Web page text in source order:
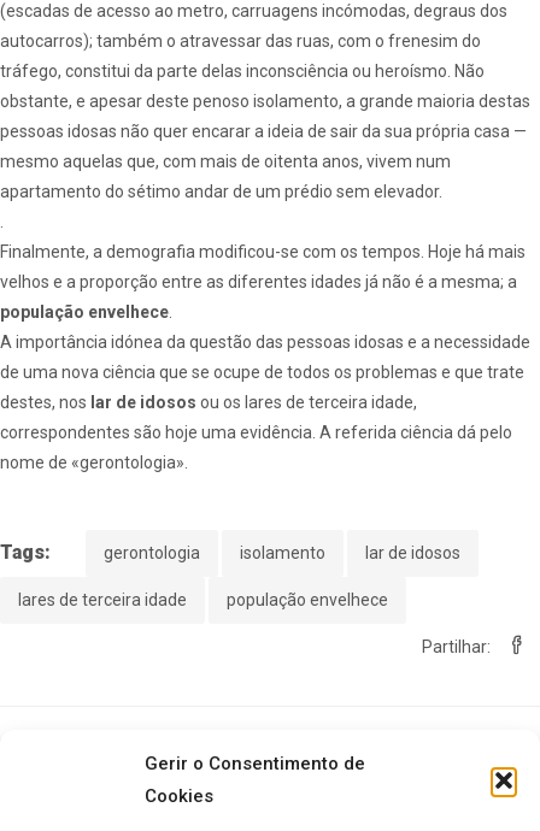
Gerir o Consentimento de
Cookies
(escadas de acesso ao metro, carruagens incómodas, degraus dos
autocarros); também o atravessar das ruas, com o frenesim do
tráfego, constitui da parte delas inconsciência ou heroísmo. Não
obstante, e apesar deste penoso isolamento, a grande maioria destas
pessoas idosas não quer encarar a ideia de sair da sua própria casa —
mesmo aquelas que, com mais de oitenta anos, vivem num
apartamento do sétimo andar de um prédio sem elevador.
Finalmente, a demografia modificou-se com os tempos. Hoje há mais
velhos e a proporção entre as diferentes idades já não é a mesma; a
população envelhece
A importância idónea da questão das pessoas idosas e a necessidade
de uma nova ciência que se ocupe de todos os problemas e que trate
destes, nos lar de idosos ou os lares de terceira idade,
correspondentes são hoje uma evidência. A referida ciência dá pelo
nome de «gerontologia».
Tags: gerontologia isolamento lar de idosos
lares de terceira idade população envelhece
Partilhar:
lares de terceira idade
Next Post